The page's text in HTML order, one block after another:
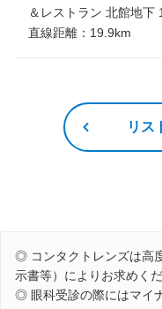
＆レストラン 北館地下
直線距離： 19.9km
リス
◎ コンタクトレンズは高
示書等）によりお求めくだ
◎ 眼科受診の際にはマイ